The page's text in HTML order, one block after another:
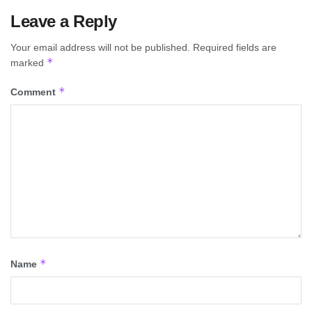
Leave a Reply
Your email address will not be published.
Required fields are
marked *
Comment *
Name *